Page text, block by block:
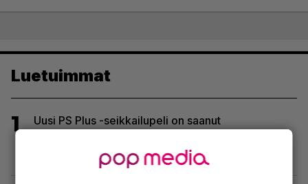
Luetuimmat
1
Uusi PS Plus -seikkailupeli on saanut
tilaajien saataville